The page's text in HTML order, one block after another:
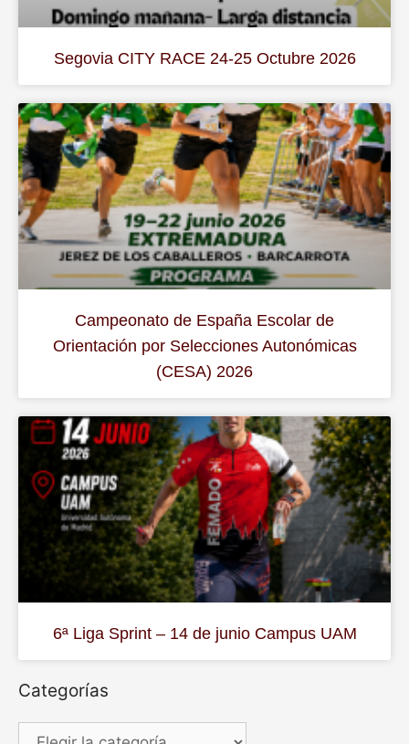
Segovia CITY RACE 24-25 Octubre 2026
Campeonato de España Escolar de
Orientación por Selecciones Autonómicas
(CESA) 2026
6ª Liga Sprint – 14 de junio Campus UAM
Categorías